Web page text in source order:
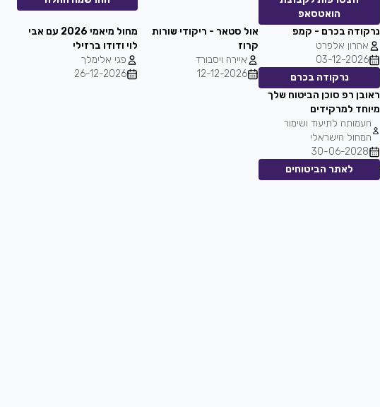
הואטסאפ
נרקודה בכרם - קמפ
אהרון אלפרט
03-12-2026
נרקודה בכרם
אול סטאר - ריקודי שורות
קרוז
איירה ויסבורד
12-12-2026
מחול מיאמי 2026 עם אבי
לוי ודודו ברזילי
פגי אלימלך
26-12-2026
ראובן רפ סוכן הביטוח שלך
מיוחד למרקידים
העמותה לתיעוד ושימור
המחול הישראלי
30-06-2028
לאתר הביטוחים